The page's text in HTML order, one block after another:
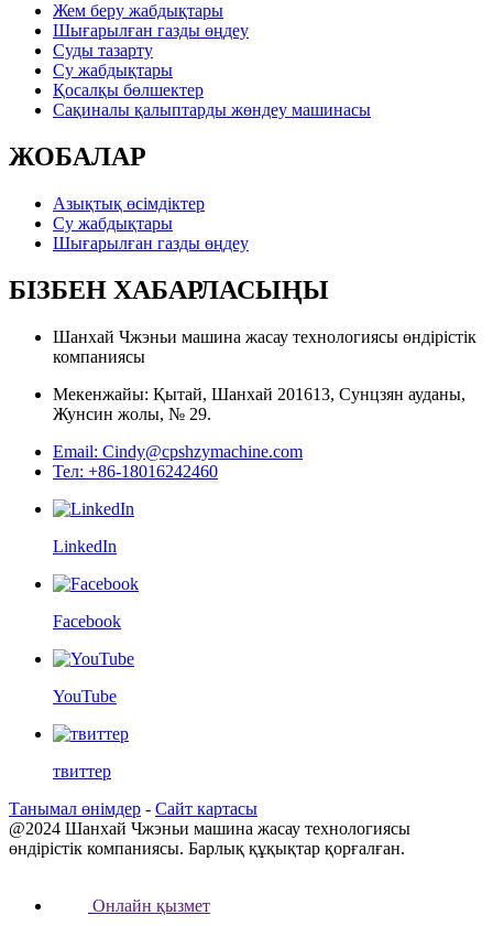
Жем беру жабдықтары
Шығарылған газды өңдеу
Суды тазарту
Су жабдықтары
Қосалқы бөлшектер
Сақиналы қалыптарды жөндеу машинасы
ЖОБАЛАР
Азықтық өсімдіктер
Су жабдықтары
Шығарылған газды өңдеу
БІЗБЕН ХАБАРЛАСЫҢЫ
Шанхай Чжэньи машина жасау технологиясы өндірістік
компаниясы
Мекенжайы: Қытай, Шанхай 201613, Сунцзян ауданы,
Жунсин жолы, № 29.
Email: Cindy@cpshzymachine.com
Тел: +86-18016242460
LinkedIn
Facebook
YouTube
твиттер
Танымал өнімдер - Сайт картасы
@2024 Шанхай Чжэньи машина жасау технологиясы
өндірістік компаниясы. Барлық құқықтар қорғалған.
Онлайн қызмет